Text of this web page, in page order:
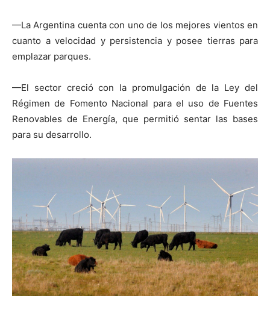
—La Argentina cuenta con uno de los mejores vientos en
cuanto a velocidad y persistencia y posee tierras para
emplazar parques.
—El sector creció con la promulgación de la Ley del
Régimen de Fomento Nacional para el uso de Fuentes
Renovables de Energía, que permitió sentar las bases
para su desarrollo.